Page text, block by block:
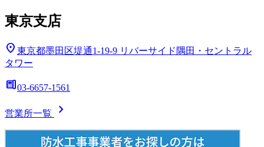
東京支店
location_on 東京都墨田区堤通1-19-9 リバーサイド隅田・セントラル
タワー
deskphone03-6657-1561
営業所一覧 chevron_right